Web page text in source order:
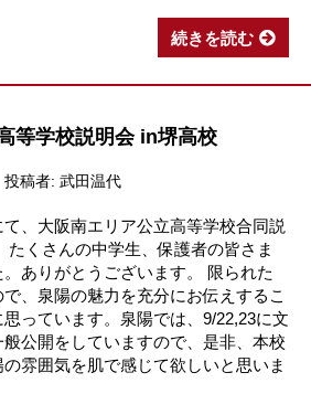
続きを読む
等学校説明会 in堺高校
投稿者: 武田温代
、大阪南エリア公立高等学校合同説
たくさんの中学生、保護者の皆さま
ありがとうございます。 限られた
、泉陽の魅力を充分にお伝えするこ
っています。泉陽では、9/22,23に文
公開をしていますので、是非、本校
雰囲気を肌で感じて欲しいと思いま